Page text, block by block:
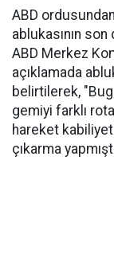
ABD
ablukasının
ABD Merkez
açıklamada
belirtilerek,
gemiyi farklı
hareket
çıkarma